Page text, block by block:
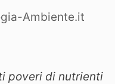
Ambiente.it
poveri di nutrienti